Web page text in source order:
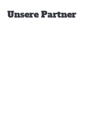
Unsere Partner